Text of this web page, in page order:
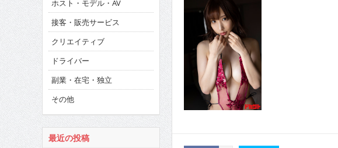
ホスト・モデル・AV
接客・販売サービス
クリエイティブ
ドライバー
副業・在宅・独立
その他
最近の投稿